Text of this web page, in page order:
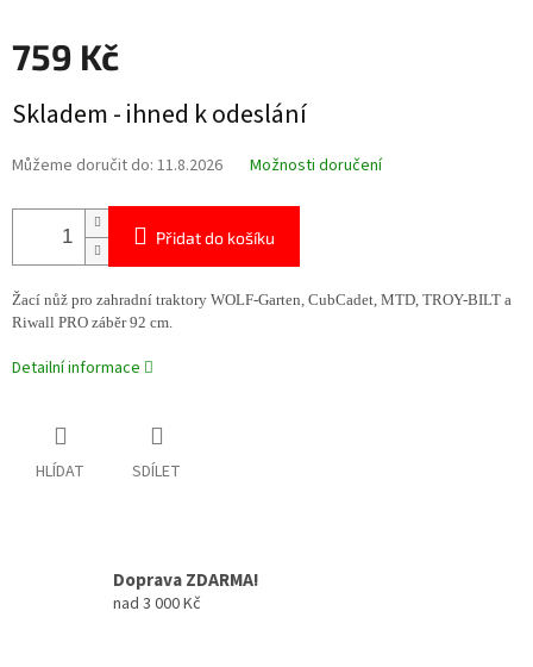
759 Kč
cena:
Skladem - ihned k odeslání
Můžeme doručit do: 11.8.2026 Možnosti doručení
Přidat do košíku
Žací nůž pro zahradní traktory WOLF-Garten, CubCadet, MTD, TROY-BILT a
Riwall PRO záběr 92 cm.
Detailní informace
HLÍDAT SDÍLET
Doprava ZDARMA!
nad 3 000 Kč